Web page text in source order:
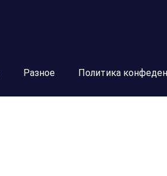
Разное Политика